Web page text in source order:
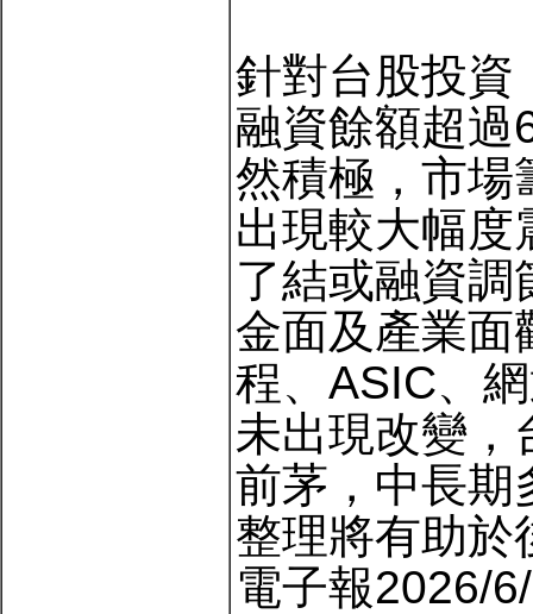
針對台股投資
融資餘額超過
然積極，市場
出現較大幅度
了結或融資調
金面及產業面
程、ASIC、
未出現改變，
前茅，中長期
整理將有助於
電子報2026/